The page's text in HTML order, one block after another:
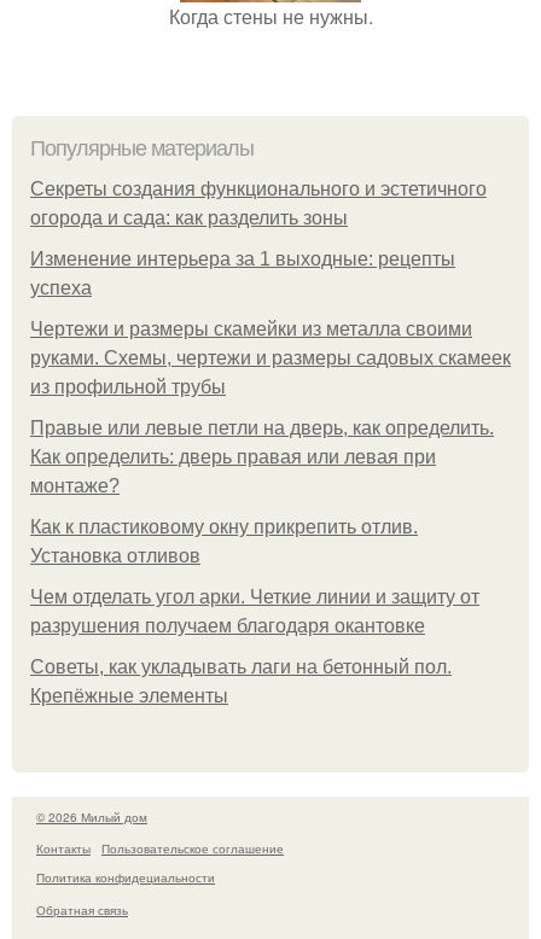
Когда стены не нужны.
Популярные материалы
Секреты создания функционального и эстетичного
огорода и сада: как разделить зоны
Изменение интерьера за 1 выходные: рецепты
успеха
Чертежи и размеры скамейки из металла своими
руками. Схемы, чертежи и размеры садовых скамеек
из профильной трубы
Правые или левые петли на дверь, как определить.
Как определить: дверь правая или левая при
монтаже?
Как к пластиковому окну прикрепить отлив.
Установка отливов
Чем отделать угол арки. Четкие линии и защиту от
разрушения получаем благодаря окантовке
Советы, как укладывать лаги на бетонный пол.
Крепёжные элементы
© 2026 Милый дом
Контакты
Пользовательское соглашение
Политика конфидециальности
Обратная связь